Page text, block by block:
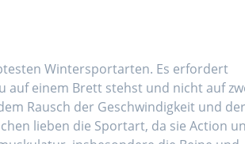
Wintersportarten. Es erfordert
auf einem Brett stehst und nicht auf
Rausch der Geschwindigkeit und
lieben die Sportart, da sie Action